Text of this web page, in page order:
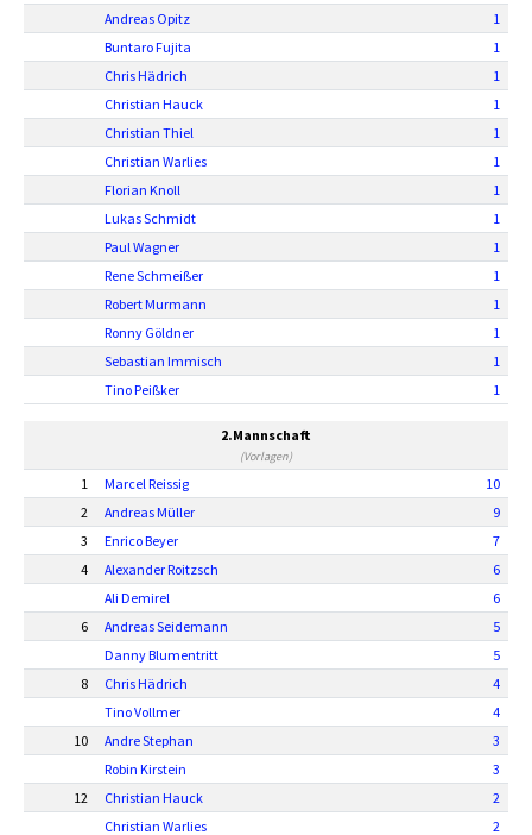
Andreas Opitz
1
Buntaro Fujita
1
Chris Hädrich
1
Christian Hauck
1
Christian Thiel
1
Christian Warlies
1
Florian Knoll
1
Lukas Schmidt
1
Paul Wagner
1
Rene Schmeißer
1
Robert Murmann
1
Ronny Göldner
1
Sebastian Immisch
1
Tino Peißker
1
2.Mannschaft
(Vorlagen)
1 Marcel Reissig
10
2
Andreas Müller
9
3
Enrico Beyer
7
4
Alexander Roitzsch
6
Ali Demirel
6
6
Andreas Seidemann
5
Danny Blumentritt
5
8
Chris Hädrich
4
Tino Vollmer
4
10
Andre Stephan
3
Robin Kirstein
3
12
Christian Hauck
2
Christian Warlies
2